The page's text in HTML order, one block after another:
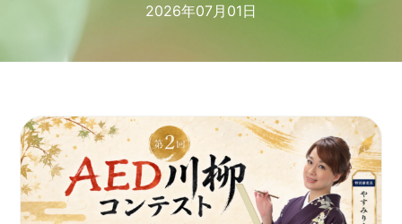
会社情報
お問い合わせ
採用情報
2026年07月01日